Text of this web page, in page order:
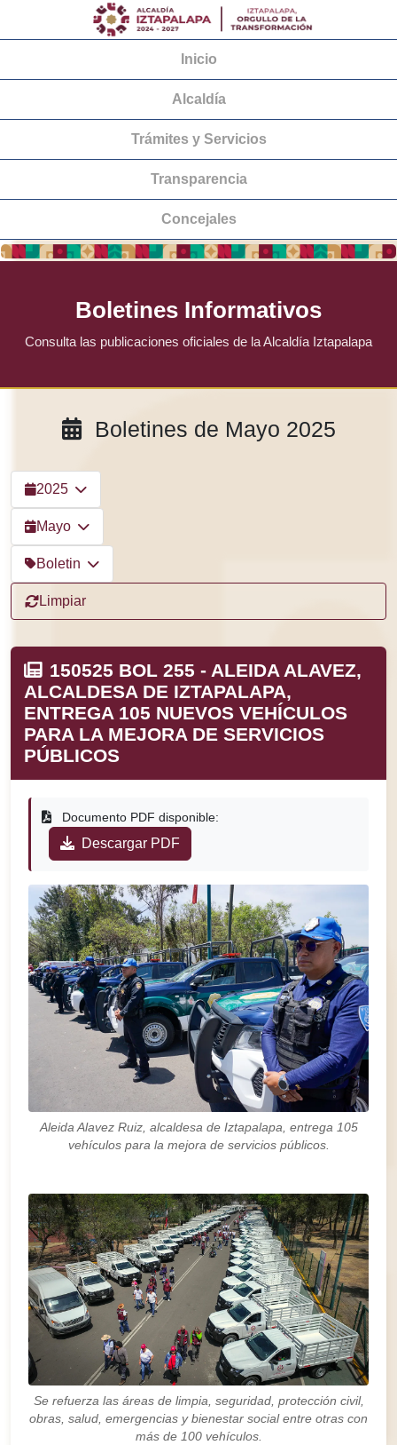
Inicio
Alcaldía
Trámites y Servicios
Transparencia
Concejales
Boletines Informativos
Consulta las publicaciones oficiales de la Alcaldía Iztapalapa
Boletines de Mayo 2025
2025
Mayo
Boletin
Limpiar
150525 BOL 255 - ALEIDA ALAVEZ,
ALCALDESA DE IZTAPALAPA,
ENTREGA 105 NUEVOS VEHÍCULOS
PARA LA MEJORA DE SERVICIOS
PÚBLICOS
Documento PDF disponible:
Descargar PDF
Aleida Alavez Ruiz, alcaldesa de Iztapalapa, entrega 105
vehículos para la mejora de servicios públicos.
Se refuerza las áreas de limpia, seguridad, protección civil,
obras, salud, emergencias y bienestar social entre otras con
más de 100 vehículos.